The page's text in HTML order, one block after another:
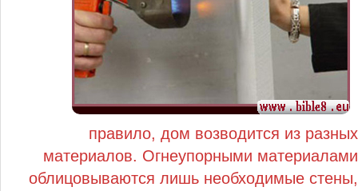
правило, дом возводится из разных
материалов. Огнеупорными материалами
облицовываются лишь необходимые стены,